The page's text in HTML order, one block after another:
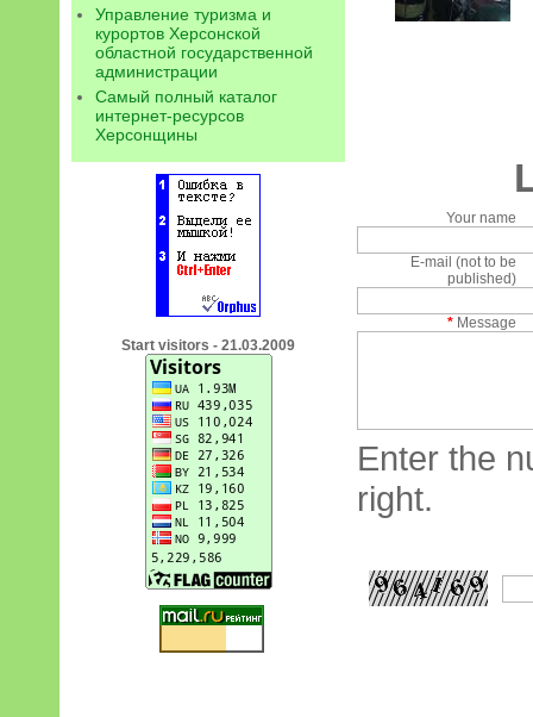
Управление туризма и
курортов Херсонской
областной государственной
администрации
Самый полный каталог
интернет-ресурсов
Херсонщины
Start visitors - 21.03.2009
Your name
E-mail (not to be
published)
* Message
Enter the
right.